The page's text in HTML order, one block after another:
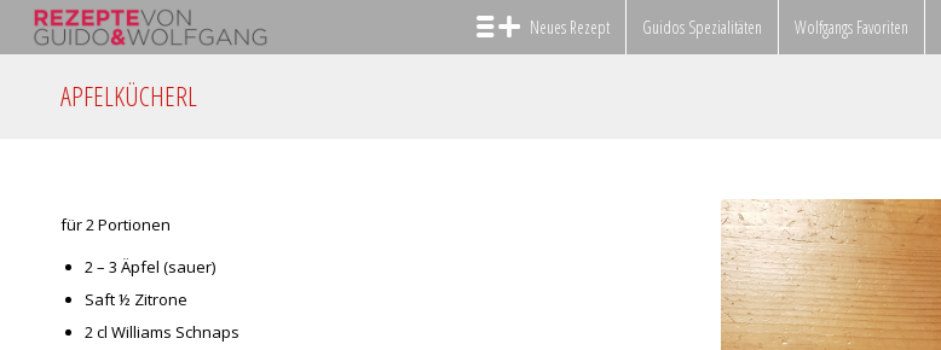
Neues Rezept Guidos Spezialitäten Wolfgangs Favoriten
APFELKÜCHERL
für 2 Portionen
2 – 3 Äpfel (sauer)
Saft ½ Zitrone
2 cl Williams Schnaps